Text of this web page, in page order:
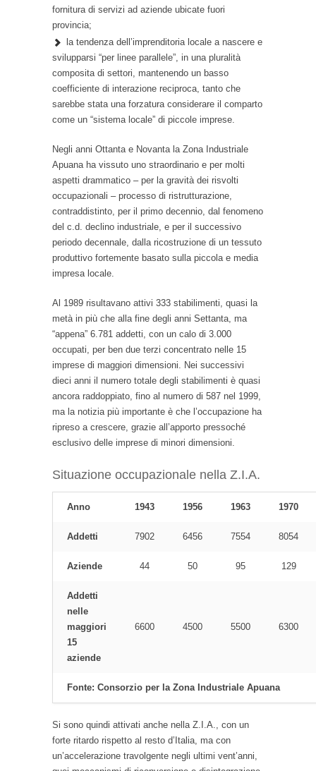
fornitura di servizi ad aziende ubicate fuori
provincia;
la tendenza dell’imprenditoria locale a nascere e
svilupparsi “per linee parallele”, in una pluralità
composita di settori, mantenendo un basso
coefficiente di interazione reciproca, tanto che
sarebbe stata una forzatura considerare il comparto
come un “sistema locale” di piccole imprese.
Negli anni Ottanta e Novanta la Zona Industriale
Apuana ha vissuto uno straordinario e per molti
aspetti drammatico – per la gravità dei risvolti
occupazionali – processo di ristrutturazione,
contraddistinto, per il primo decennio, dal fenomeno
del c.d. declino industriale, e per il successivo
periodo decennale, dalla ricostruzione di un tessuto
produttivo fortemente basato sulla piccola e media
impresa locale.
Al 1989 risultavano attivi 333 stabilimenti, quasi la
metà in più che alla fine degli anni Settanta, ma
“appena” 6.781 addetti, con un calo di 3.000
occupati, per ben due terzi concentrato nelle 15
imprese di maggiori dimensioni. Nei successivi
dieci anni il numero totale degli stabilimenti è quasi
ancora raddoppiato, fino al numero di 587 nel 1999,
ma la notizia più importante è che l’occupazione ha
ripreso a crescere, grazie all’apporto pressoché
esclusivo delle imprese di minori dimensioni.
Situazione occupazionale nella Z.I.A.
Anno 1943 1956 1963 1970
Addetti 7902 6456 7554 8054
Aziende 44 50 95 129
Addetti
nelle
maggiori
15
aziende
6600 4500 5500 6300
Fonte: Consorzio per la Zona Industriale Apuana
Si sono quindi attivati anche nella Z.I.A., con un
forte ritardo rispetto al resto d’Italia, ma con
un’accelerazione travolgente negli ultimi vent’anni,